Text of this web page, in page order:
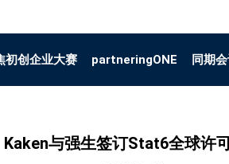
初创企业大赛 partneringONE 同期
Kaken与强生签订Stat6全球许